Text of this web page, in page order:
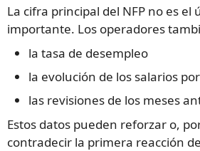
La cifra principal del NFP no es el
importante. Los operadores
la tasa de desempleo
la evolución de los salarios
las revisiones de los meses
Estos datos pueden reforzar o,
contradecir la primera reacción